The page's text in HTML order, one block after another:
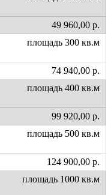
49 960,00 р.
площадь 300 кв.м
74 940,00 р.
площадь 400 кв.м
99 920,00 р.
площадь 500 кв.м
124 900,00 р.
площадь 1000 кв.м